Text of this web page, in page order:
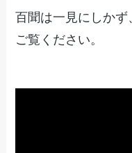
百聞は一見にしか
ご覧ください。